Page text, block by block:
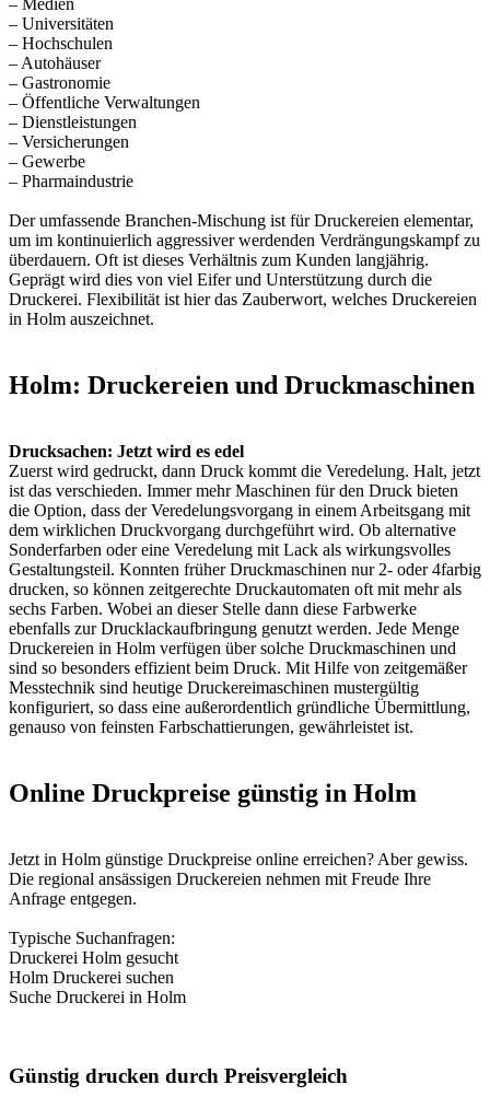
– Medien
– Universitäten
– Hochschulen
– Autohäuser
– Gastronomie
– Öffentliche Verwaltungen
– Dienstleistungen
– Versicherungen
– Gewerbe
– Pharmaindustrie
Der umfassende Branchen-Mischung ist für Druckereien elementar,
um im kontinuierlich aggressiver werdenden Verdrängungskampf zu
überdauern. Oft ist dieses Verhältnis zum Kunden langjährig.
Geprägt wird dies von viel Eifer und Unterstützung durch die
Druckerei. Flexibilität ist hier das Zauberwort, welches Druckereien
in Holm auszeichnet.
Holm: Druckereien und Druckmaschinen
Drucksachen: Jetzt wird es edel
Zuerst wird gedruckt, dann Druck kommt die Veredelung. Halt, jetzt
ist das verschieden. Immer mehr Maschinen für den Druck bieten
die Option, dass der Veredelungsvorgang in einem Arbeitsgang mit
dem wirklichen Druckvorgang durchgeführt wird. Ob alternative
Sonderfarben oder eine Veredelung mit Lack als wirkungsvolles
Gestaltungsteil. Konnten früher Druckmaschinen nur 2- oder 4farbig
drucken, so können zeitgerechte Druckautomaten oft mit mehr als
sechs Farben. Wobei an dieser Stelle dann diese Farbwerke
ebenfalls zur Drucklackaufbringung genutzt werden. Jede Menge
Druckereien in Holm verfügen über solche Druckmaschinen und
sind so besonders effizient beim Druck. Mit Hilfe von zeitgemäßer
Messtechnik sind heutige Druckereimaschinen mustergültig
konfiguriert, so dass eine außerordentlich gründliche Übermittlung,
genauso von feinsten Farbschattierungen, gewährleistet ist.
Online Druckpreise günstig in Holm
Jetzt in Holm günstige Druckpreise online erreichen? Aber gewiss.
Die regional ansässigen Druckereien nehmen mit Freude Ihre
Anfrage entgegen.
Typische Suchanfragen:
Druckerei Holm gesucht
Holm Druckerei suchen
Suche Druckerei in Holm
Günstig drucken durch Preisvergleich